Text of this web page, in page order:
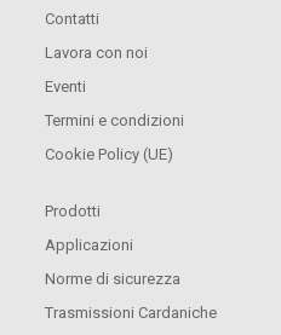
Contatti
Lavora con noi
Eventi
Termini e condizioni
Cookie Policy (UE)
Prodotti
Applicazioni
Norme di sicurezza
Trasmissioni Cardaniche